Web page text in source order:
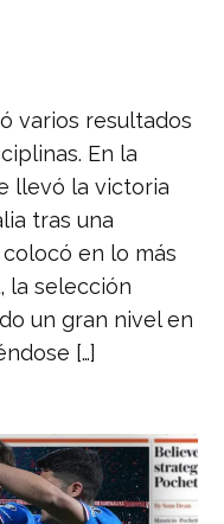
varios resultados
En la
llevó la victoria
tras una
en lo más
la selección
un gran nivel en
[…]